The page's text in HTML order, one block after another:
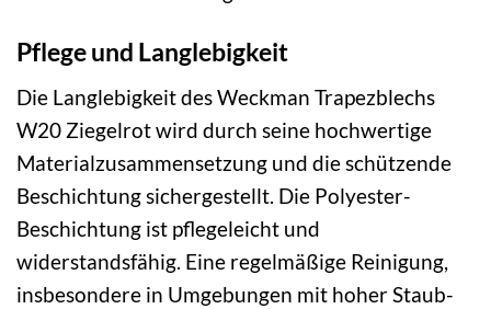
Pflege und Langlebigkeit
Die Langlebigkeit des Weckman Trapezblechs
W20 Ziegelrot wird durch seine hochwertige
Materialzusammensetzung und die schützende
Beschichtung sichergestellt. Die Polyester-
Beschichtung ist pflegeleicht und
widerstandsfähig. Eine regelmäßige Reinigung,
insbesondere in Umgebungen mit hoher Staub-